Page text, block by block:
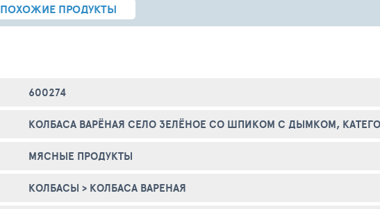
ПОХОЖИЕ ПРОДУКТЫ
600274
КОЛБАСА ВАРЁНАЯ СЕЛО ЗЕЛЁНОЕ СО ШПИКОМ С ДЫМКОМ,
МЯСНЫЕ ПРОДУКТЫ
КОЛБАСЫ > КОЛБАСА ВАРЕНАЯ